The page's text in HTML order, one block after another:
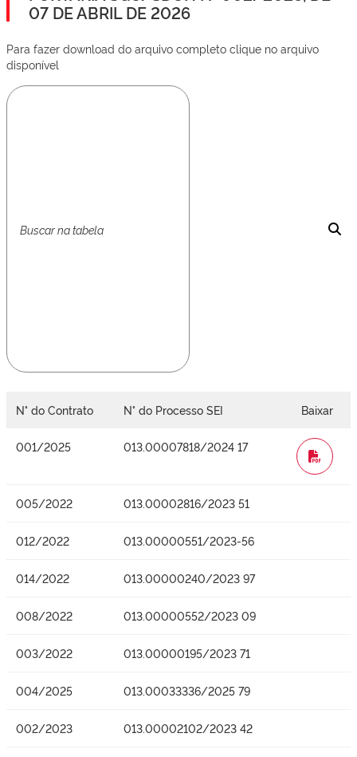
07 DE ABRIL DE 2026
Para fazer download do arquivo completo clique no arquivo
disponível
N° do Contrato N° do Processo SEI Baixar
001/2025 013.00007818/2024 17
WORD
005/2022 013.00002816/2023 51
012/2022 013.00000551/2023-56
014/2022 013.00000240/2023 97
008/2022 013.00000552/2023 09
003/2022 013.00000195/2023 71
004/2025 013.00033336/2025 79
002/2023 013.00002102/2023 42